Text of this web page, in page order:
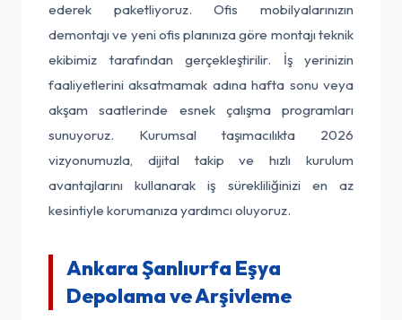
ederek paketliyoruz. Ofis mobilyalarınızın
demontajı ve yeni ofis planınıza göre montajı teknik
ekibimiz tarafından gerçekleştirilir. İş yerinizin
faaliyetlerini aksatmamak adına hafta sonu veya
akşam saatlerinde esnek çalışma programları
sunuyoruz. Kurumsal taşımacılıkta 2026
vizyonumuzla, dijital takip ve hızlı kurulum
avantajlarını kullanarak iş sürekliliğinizi en az
kesintiyle korumanıza yardımcı oluyoruz.
Ankara Şanlıurfa Eşya
Depolama ve Arşivleme